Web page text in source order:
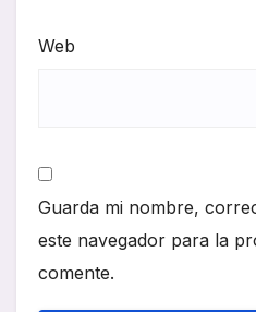
Web
Guarda mi nombre,
este navegador para la
comente.